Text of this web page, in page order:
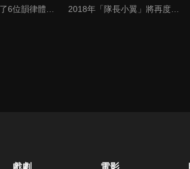
好不容易才湊齊了6位韻律體操成員參加了全國高級中學綜合體育大賽，儘管踏入比賽的最高殿堂，賭上全部的青春與汗水，結果卻不如預期；三位學長必須面對升學壓力離開社團，原本六人的社團如今只剩下三人。面對接踵而來的變化，如何讓社團延續、並且發揚光大，考驗著每一個人對韻律體操的熱情。 2018年「隊長小翼」將再度讓世界沸騰！本作描述轉學進入南葛小學的天才足球少年大空翼，在與若林源三、日向小次郎等來自全國的對手們的戰鬥中，逐漸成長蛻變為獨當一面的足球運動員。
戲劇 電影